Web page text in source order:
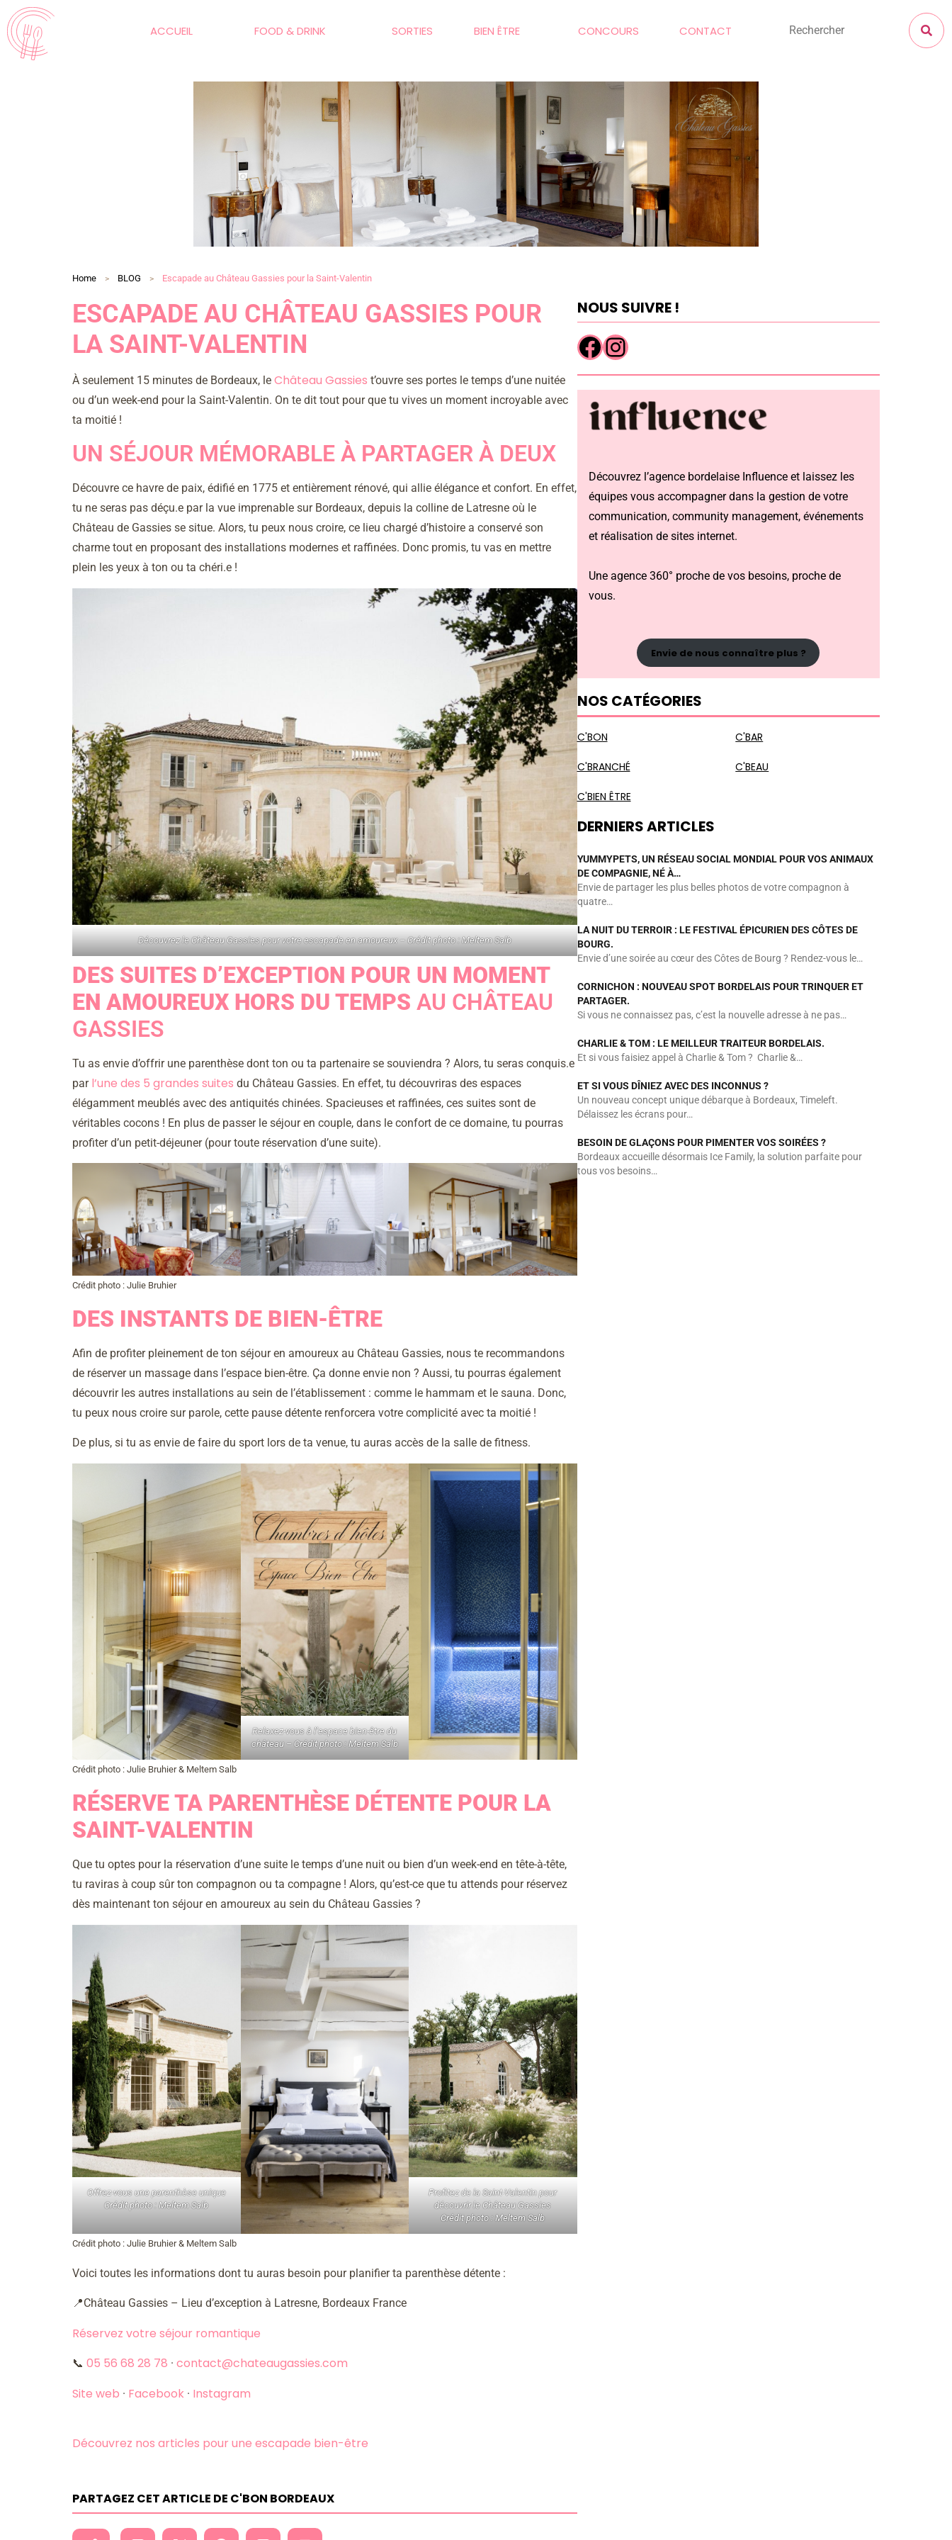
ACCUEIL FOOD & DRINK SORTIES BIEN ÊTRE CONCOURS CONTACT
Home BLOG Escapade au Château Gassies pour la Saint-Valentin
ESCAPADE AU CHÂTEAU GASSIES POUR
LA SAINT-VALENTIN
À seulement 15 minutes de Bordeaux, le Château Gassies t’ouvre ses portes le temps d’une nuitée
ou d’un week-end pour la Saint-Valentin. On te dit tout pour que tu vives un moment incroyable avec
ta moitié !
UN SÉJOUR MÉMORABLE À PARTAGER À DEUX
Découvre ce havre de paix, édifié en 1775 et entièrement rénové, qui allie élégance et confort. En effet,
tu ne seras pas déçu.e par la vue imprenable sur Bordeaux, depuis la colline de Latresne où le
Château de Gassies se situe. Alors, tu peux nous croire, ce lieu chargé d’histoire a conservé son
charme tout en proposant des installations modernes et raffinées. Donc promis, tu vas en mettre
plein les yeux à ton ou ta chéri.e !
Découvrez le Château Gassies pour votre escapade en amoureux – Crédit photo : Meltem Salb
DES SUITES D’EXCEPTION POUR UN MOMENT
EN AMOUREUX HORS DU TEMPS AU CHÂTEAU
GASSIES
Tu as envie d’offrir une parenthèse dont ton ou ta partenaire se souviendra ? Alors, tu seras conquis.e
par l’une des 5 grandes suites du Château Gassies. En effet, tu découvriras des espaces
élégamment meublés avec des antiquités chinées. Spacieuses et raffinées, ces suites sont de
véritables cocons ! En plus de passer le séjour en couple, dans le confort de ce domaine, tu pourras
profiter d’un petit-déjeuner (pour toute réservation d’une suite).
Crédit photo : Julie Bruhier
DES INSTANTS DE BIEN-ÊTRE
Afin de profiter pleinement de ton séjour en amoureux au Château Gassies, nous te recommandons
de réserver un massage dans l’espace bien-être. Ça donne envie non ? Aussi, tu pourras également
découvrir les autres installations au sein de l’établissement : comme le hammam et le sauna. Donc,
tu peux nous croire sur parole, cette pause détente renforcera votre complicité avec ta moitié !
De plus, si tu as envie de faire du sport lors de ta venue, tu auras accès de la salle de fitness.
Relaxez-vous à l’espace bien-être du
château – Crédit photo : Meltem Salb
Crédit photo : Julie Bruhier & Meltem Salb
RÉSERVE TA PARENTHÈSE DÉTENTE POUR LA
SAINT-VALENTIN
Que tu optes pour la réservation d’une suite le temps d’une nuit ou bien d’un week-end en tête-à-tête,
tu raviras à coup sûr ton compagnon ou ta compagne ! Alors, qu’est-ce que tu attends pour réservez
dès maintenant ton séjour en amoureux au sein du Château Gassies ?
Offrez-vous une parenthèse unique
Crédit photo : Meltem Salb
Profitez de la Saint-Valentin pour
découvrir le Château Gassies
Crédit photo : Meltem Salb
Crédit photo : Julie Bruhier & Meltem Salb
Voici toutes les informations dont tu auras besoin pour planifier ta parenthèse détente :
📍Château Gassies – Lieu d’exception à Latresne, Bordeaux France
Réservez votre séjour romantique
📞 05 56 68 28 78 · contact@chateaugassies.com
Site web · Facebook · Instagram
Découvrez nos articles pour une escapade bien-être
PARTAGEZ CET ARTICLE DE C'BON BORDEAUX
NOUS SUIVRE !
Découvrez l’agence bordelaise Influence et laissez les
équipes vous accompagner dans la gestion de votre
communication, community management, événements
et réalisation de sites internet.
Une agence 360° proche de vos besoins, proche de
vous.
Envie de nous connaître plus ?
NOS CATÉGORIES
C'BON C'BAR
C'BRANCHÉ C'BEAU
C'BIEN ÊTRE
DERNIERS ARTICLES
YUMMYPETS, UN RÉSEAU SOCIAL MONDIAL POUR VOS ANIMAUX
DE COMPAGNIE, NÉ À…
Envie de partager les plus belles photos de votre compagnon à
quatre…
LA NUIT DU TERROIR : LE FESTIVAL ÉPICURIEN DES CÔTES DE
BOURG.
Envie d’une soirée au cœur des Côtes de Bourg ? Rendez-vous le…
CORNICHON : NOUVEAU SPOT BORDELAIS POUR TRINQUER ET
PARTAGER.
Si vous ne connaissez pas, c’est la nouvelle adresse à ne pas…
CHARLIE & TOM : LE MEILLEUR TRAITEUR BORDELAIS.
Et si vous faisiez appel à Charlie & Tom ? Charlie &…
ET SI VOUS DÎNIEZ AVEC DES INCONNUS ?
Un nouveau concept unique débarque à Bordeaux, Timeleft.
Délaissez les écrans pour…
BESOIN DE GLAÇONS POUR PIMENTER VOS SOIRÉES ?
Bordeaux accueille désormais Ice Family, la solution parfaite pour
tous vos besoins…